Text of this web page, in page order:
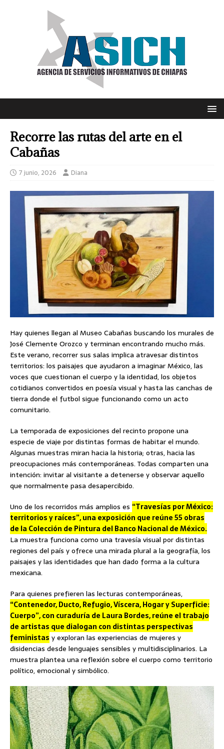
Recorre las rutas del arte en el
Cabañas
7 junio, 2026 Diana
Hay quienes llegan al Museo Cabañas buscando los murales de
José Clemente Orozco y terminan encontrando mucho más.
Este verano, recorrer sus salas implica atravesar distintos
territorios: los paisajes que ayudaron a imaginar México, las
voces que cuestionan el cuerpo y la identidad, los objetos
cotidianos convertidos en poesía visual y hasta las canchas de
tierra donde el futbol sigue funcionando como un acto
comunitario.
La temporada de exposiciones del recinto propone una
especie de viaje por distintas formas de habitar el mundo.
Algunas muestras miran hacia la historia; otras, hacia las
preocupaciones más contemporáneas. Todas comparten una
intención: invitar al visitante a detenerse y observar aquello
que normalmente pasa desapercibido.
Uno de los recorridos más amplios es “Travesías por México:
territorios y raíces”, una exposición que reúne 55 obras
de la Colección de Pintura del Banco Nacional de México.
La muestra funciona como una travesía visual por distintas
regiones del país y ofrece una mirada plural a la geografía, los
paisajes y las identidades que han dado forma a la cultura
mexicana.
Para quienes prefieren las lecturas contemporáneas,
“Contenedor, Ducto, Refugio, Víscera, Hogar y Superficie:
Cuerpo”, con curaduría de Laura Bordes, reúne el trabajo
de artistas que dialogan con distintas perspectivas
feministas y exploran las experiencias de mujeres y
disidencias desde lenguajes sensibles y multidisciplinarios. La
muestra plantea una reflexión sobre el cuerpo como territorio
político, emocional y simbólico.